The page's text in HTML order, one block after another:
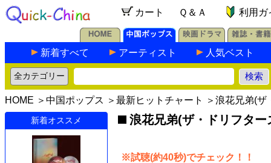
カート Ｑ＆Ａ 利用ガ
新着すべて アーティスト 人気ベスト
HOME ＞ 中国ポップス ＞ 最新ヒットチャート ＞浪花兄弟(
新着オススメ 浪花兄弟(ザ・ドリフタ
※試聴(約40秒)でチェック！！